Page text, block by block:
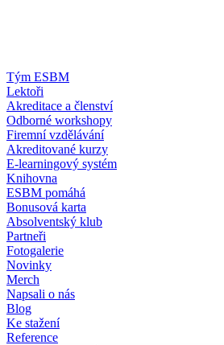
Tým ESBM
Lektoři
Akreditace a členství
Odborné workshopy
Firemní vzdělávání
Akreditované kurzy
E-learningový systém
Knihovna
ESBM pomáhá
Bonusová karta
Absolventský klub
Partneři
Fotogalerie
Novinky
Merch
Napsali o nás
Blog
Ke stažení
Reference